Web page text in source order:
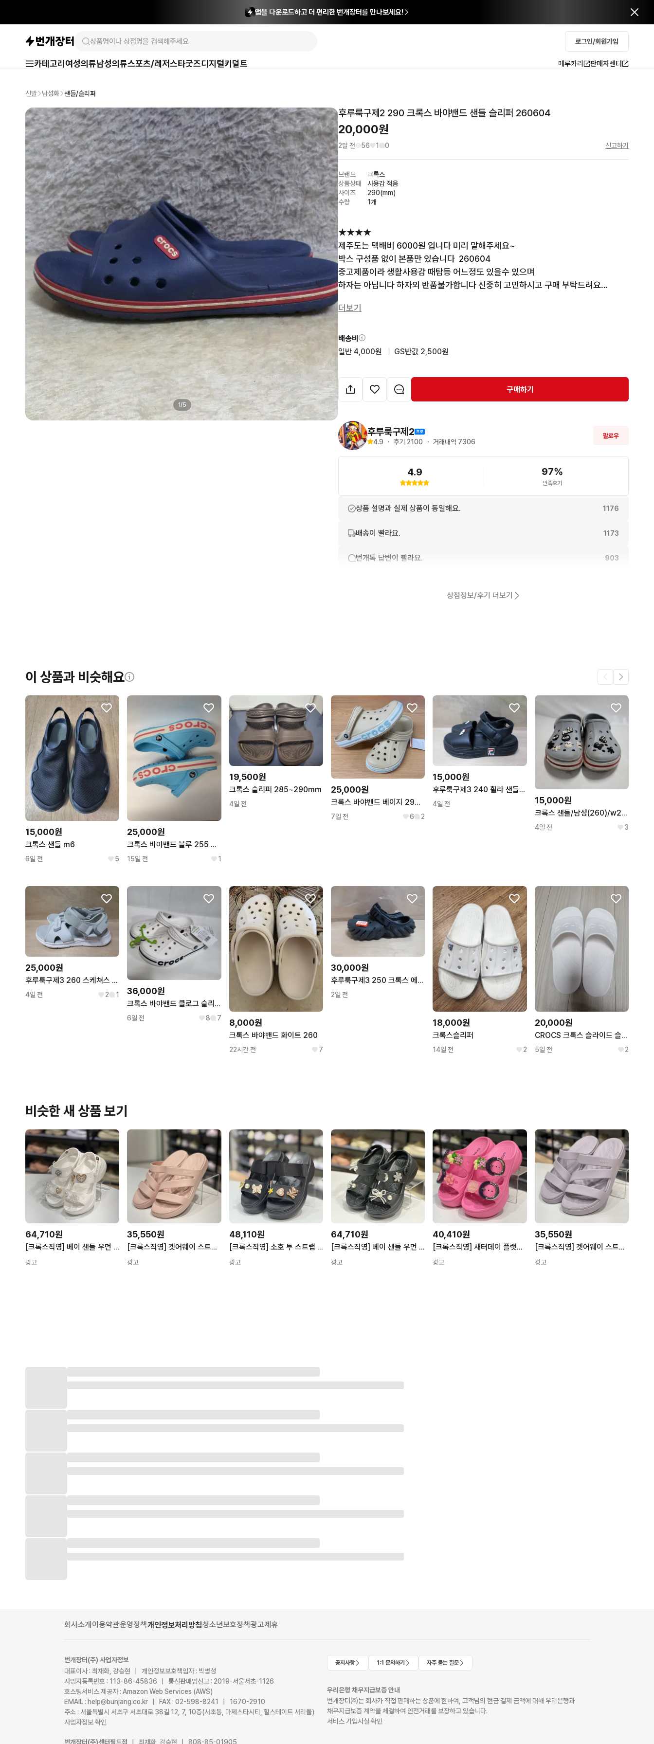
앱을 다운로드하고 더 편리한 번개장터를 만나보세요!
로그인/회원가입
카테고리 여성의류남성의류스포츠/레저스타굿즈디지털키덜트 메루카리 판매자센터
신발 남성화 샌들/슬리퍼
1/5
후루룩구제2 290 크록스 바야밴드 샌들 슬리퍼 260604
20,000원
2달 전 56 1 0 신고하기
브랜드
크록스
상품상태
사용감 적음
사이즈
290(mm)
수량
1개
★★★★
제주도는 택배비 6000원 입니다 미리 말해주세요~
박스 구성품 없이 본품만 있습니다  260604
중고제품이라 생활사용감 때탐등 어느정도 있을수 있으며
하자는 아닙니다 하자외 반품불가합니다 신중히 고민하시고 구매 부탁드려요
운전중에는 답변이 지연될수있습니다 너그러운 마음으로 기다려 주시면 톡드릴께요
중고전문 판매자입니다.
후루룩구제2 검색하시면
택배비는 4000원 입니다 제주는 6000원 입니다
더보기
배송비
일반 4,000원
GS반값 2,500원
구매하기
후루룩구제2
4.9 ・ 후기 2100 ・ 거래내역 7306
팔로우
4.9 97%
만족후기
상품 설명과 실제 상품이 동일해요. 1176
배송이 빨라요. 1173
번개톡 답변이 빨라요. 903
상점정보/후기 더보기
이 상품과 비슷해요
15,000원
크록스 샌들 m6
6일 전 5
25,000원
크록스 바야밴드 블루 255 새상품
15일 전 1
19,500원
크록스 슬리퍼 285~290mm
4일 전
25,000원
크록스 바야밴드 베이지 290 새상품
7일 전 6 2
15,000원
후루룩구제3 240 휠라 샌들 블랙 슬리퍼 260802
4일 전 15,000원
크록스 샌들/남성(260)/w2455
4일 전 3
25,000원
후루룩구제3 260 스케쳐스 샌들 슬리퍼 고워크 그레이 260802
4일 전 2 1 36,000원
크록스 바야밴드 클로그 슬리퍼 240 260 265
6일 전 8 7 8,000원
크록스 바야밴드 화이트 260
22시간 전 7
30,000원
후루룩구제3 250 크록스 에코클로그 샌들 슬리퍼 블랙 260804
2일 전
18,000원
크록스슬리퍼
14일 전 2
20,000원
CROCS 크록스 슬라이드 슬리퍼 팔아요. 사이즈 290 새상품.
5일 전 2
비슷한 새 상품 보기
64,710원
[크록스직영] 베이 샌들 우먼 화이트 206749-100
광고
35,550원
[크록스직영] 겟어웨이 스트래피 샌들 (콰츠) 209587-6UR
광고
48,110원
[크록스직영] 소호 투 스트랩 샌들 (블랙) 212861-001
광고
64,710원
[크록스직영] 베이 샌들 우먼 블랙 206749-001
광고
40,410원
[크록스직영] 새터데이 플랫폼 딥디드 버클 샌들 우먼 (핑크) 213246-669
광고
35,550원
[크록스직영] 겟어웨이 스트래피 샌들 (모브미스트) 209587-5PS
광고
회사소개이용약관운영정책개인정보처리방침청소년보호정책광고제휴
번개장터(주) 사업자정보
대표이사 : 최재화, 강승현 | 개인정보보호책임자 : 박병성
사업자등록번호 : 113-86-45836 | 통신판매업신고 : 2019-서울서초-1126
호스팅서비스 제공자 : Amazon Web Services (AWS)
EMAIL : help@bunjang.co.kr | FAX : 02-598-8241 | 1670-2910
주소 : 서울특별시 서초구 서초대로 38길 12, 7, 10층(서초동, 마제스타시티, 힐스테이트 서리풀)
사업자정보 확인
번개장터(주)센터필드점 | 최재화, 강승현 | 808-85-01905
공지사항 1:1 문의하기 자주 묻는 질문
우리은행 채무지급보증 안내
번개장터㈜는 회사가 직접 판매하는 상품에 한하여, 고객님의 현금 결제 금액에 대해 우리은행과
채무지급보증 계약을 체결하여 안전거래를 보장하고 있습니다.
서비스 가입사실 확인